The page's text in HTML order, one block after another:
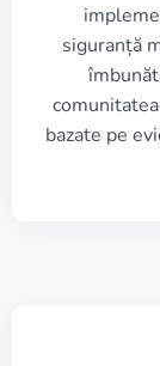
siguranță
bazate pe